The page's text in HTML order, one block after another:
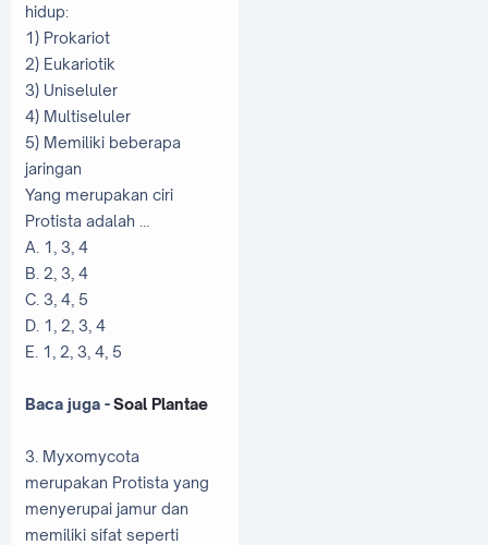
hidup:
1) Prokariot
2) Eukariotik
3) Uniseluler
4) Multiseluler
5) Memiliki beberapa
jaringan
Yang merupakan ciri
Protista adalah …
A. 1, 3, 4
B. 2, 3, 4
C. 3, 4, 5
D. 1, 2, 3, 4
E. 1, 2, 3, 4, 5
Baca juga -Soal Plantae
3. Myxomycota
merupakan Protista yang
menyerupai jamur dan
memiliki sifat seperti